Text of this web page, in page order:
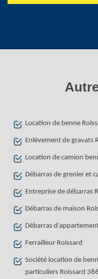
Location de benne
Enlèvement de gravats
Location de camion
Débarras de grenier et
Entreprise de débarras
Débarras de maison
Débarras
Ferrailleur Roissard
Société location de
particuliers Roissard